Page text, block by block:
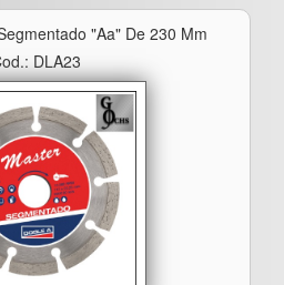
"aa" De 230 Mm
DLA23